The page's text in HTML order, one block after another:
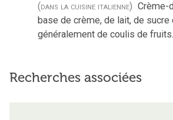
(dans la cuisine italienne) Crème-
base de crème, de lait, de sucre
généralement de coulis de fruits.
Recherches associées